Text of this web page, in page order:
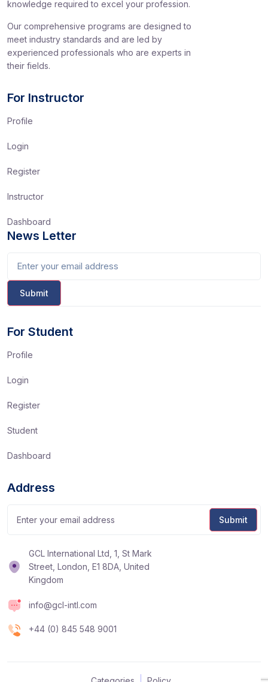
knowledge required to excel your profession.
Our comprehensive programs are designed to
meet industry standards and are led by
experienced professionals who are experts in
their fields.
For Instructor
Profile
Login
Register
Instructor
Dashboard
News Letter
For Student
Profile
Login
Register
Student
Dashboard
Address
GCL International Ltd, 1, St Mark
Street, London, E1 8DA, United
Kingdom
info@gcl-intl.com
+44 (0) 845 548 9001